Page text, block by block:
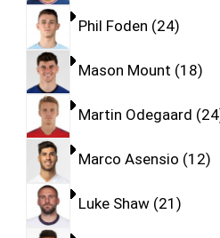
Phil Foden 24
Mason Mount 18
Martin Odegaard 24
Marco Asensio 12
Luke Shaw 21